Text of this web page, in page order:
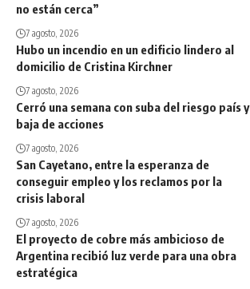
no están cerca”
7 agosto, 2026
Hubo un incendio en un edificio lindero al
domicilio de Cristina Kirchner
7 agosto, 2026
Cerró una semana con suba del riesgo país y
baja de acciones
7 agosto, 2026
San Cayetano, entre la esperanza de
conseguir empleo y los reclamos por la
crisis laboral
7 agosto, 2026
El proyecto de cobre más ambicioso de
Argentina recibió luz verde para una obra
estratégica